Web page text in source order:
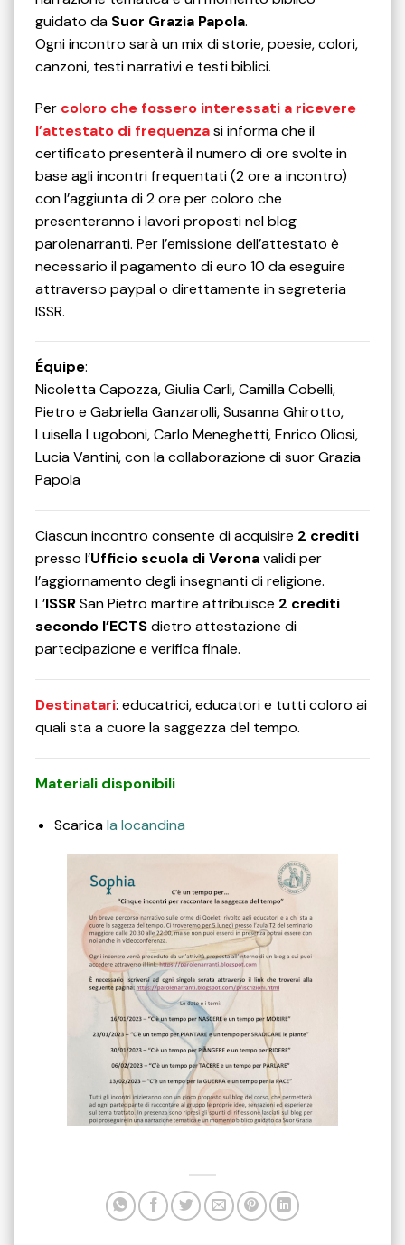
guidato da Suor Grazia Papola.
Ogni incontro sarà un mix di storie, poesie, colori,
canzoni, testi narrativi e testi biblici.
Per coloro che fossero interessati a ricevere
l’attestato di frequenzasi informa che il
certificato presenterà il numero di ore svolte in
base agli incontri frequentati (2 ore a incontro)
con l’aggiunta di 2 ore per coloro che
presenteranno i lavori proposti nel blog
parolenarranti. Per l’emissione dell’attestato è
necessario il pagamento di euro 10 da eseguire
attraverso paypal o direttamente in segreteria
ISSR.
Équipe:
Nicoletta Capozza, Giulia Carli, Camilla Cobelli,
Pietro e Gabriella Ganzarolli, Susanna Ghirotto,
Luisella Lugoboni, Carlo Meneghetti, Enrico Oliosi,
Lucia Vantini, con la collaborazione di suor Grazia
Papola
Ciascun incontro consente di acquisire 2 crediti
presso l’Ufficio scuola di Veronavalidi per
l’aggiornamento degli insegnanti di religione.
L’ISSRSan Pietro martire attribuisce 2 crediti
secondo l’ECTSdietro attestazione di
partecipazione e verifica finale.
Destinatari: educatrici, educatori e tutti coloro ai
quali sta a cuore la saggezza del tempo.
Materiali disponibili
Scaricala locandina